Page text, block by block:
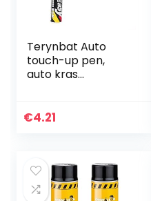
Terynbat Auto
touch-up pen,
auto kras
reparatie speciale
€4.21